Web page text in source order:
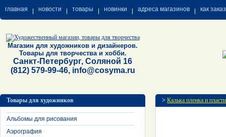
главная новости товары новинки адреса магазинов как
Магазин для художников и дизайнеров.
Товары для творчества и хобби.
Санкт-Петербург, Соляной 16
(812) 579-99-46, info@cosyma.ru
Товары для художников
Альбомы для рисования
Аэрография
> Калька пленка и